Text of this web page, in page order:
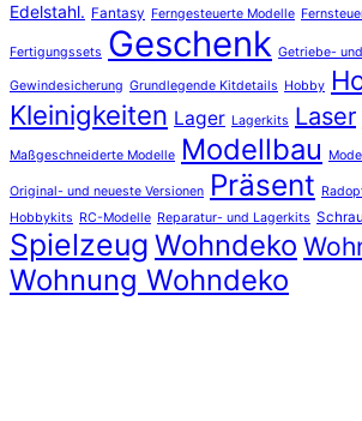
Edelstahl. Fantasy Ferngesteuerte Modelle
Fertigungssets Geschenk Getriebe-
Gewindesicherung Grundlegende Kitdetails Hobby
Kleinigkeiten Lager Lagerkits Laser
Maßgeschneiderte Modelle Modellbau
Original- und neueste Versionen Präsent
Hobbykits RC-Modelle Reparatur- und Lagerkits
Spielzeug Wohndeko
Wohnung Wohndeko